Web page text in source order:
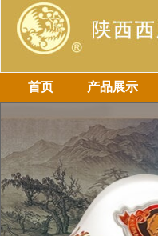
首页 产品展示